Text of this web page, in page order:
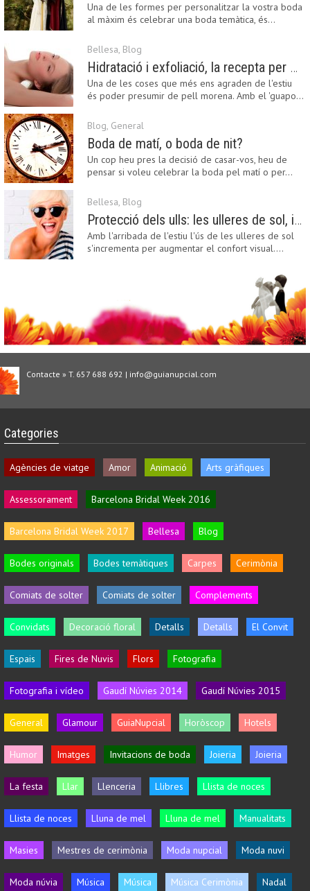
Una de les formes per personalitzar la vostra boda
al màxim és celebrar una boda temàtica, és…
Bellesa, Blog
Hidratació i exfoliació, la recepta per mantenir el bronzejat
Una de les coses que més ens agraden de l'estiu
és poder presumir de pell morena. Amb el 'guapo…
Blog, General
Boda de matí, o boda de nit?
Un cop heu pres la decisió de casar-vos, heu de
pensar si voleu celebrar la boda pel matí o per…
Bellesa, Blog
Protecció dels ulls: les ulleres de sol, imprescindibles en una boda estiuenca
Amb l'arribada de l'estiu l'ús de les ulleres de sol
s'incrementa per augmentar el confort visual.…
Contacte » T. 657 688 692 | info@guianupcial.com
Categories
Agències de viatge Amor Animació Arts gràfiques
Assessorament Barcelona Bridal Week 2016
Barcelona Bridal Week 2017 Bellesa Blog
Bodes originals Bodes temàtiques Carpes Cerimònia
Comiats de solter Comiats de solter Complements
Convidats Decoració floral Detalls Detalls El Convit
Espais Fires de Nuvis Flors Fotografia
Fotografia i vídeo Gaudí Núvies 2014 Gaudí Núvies 2015
General Glamour GuiaNupcial Horòscop Hotels
Humor Imatges Invitacions de boda Joieria Joieria
La festa Llar Llenceria Llibres Llista de noces
Llista de noces Lluna de mel Lluna de mel Manualitats
Masies Mestres de cerimònia Moda nupcial Moda nuvi
Moda núvia Música Música Música Cerimònia Nadal